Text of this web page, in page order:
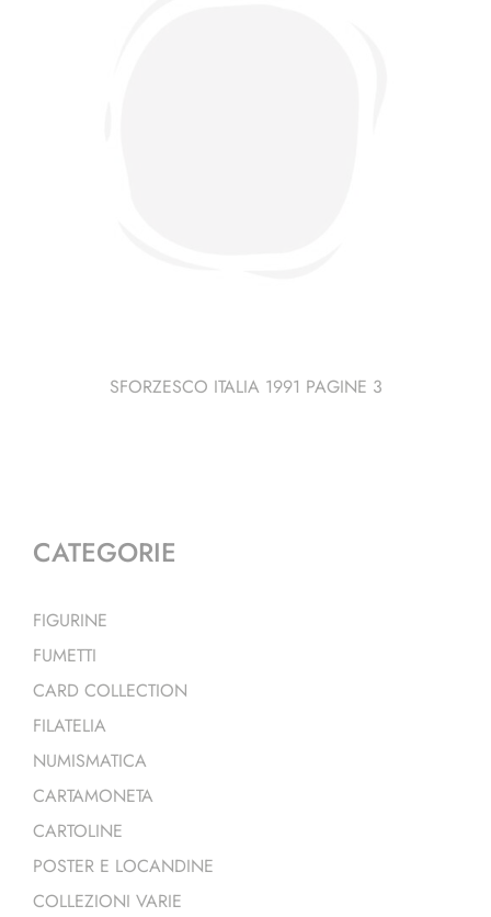
SFORZESCO ITALIA 1991 PAGINE 3
CATEGORIE
FIGURINE
FUMETTI
CARD COLLECTION
FILATELIA
NUMISMATICA
CARTAMONETA
CARTOLINE
POSTER E LOCANDINE
COLLEZIONI VARIE